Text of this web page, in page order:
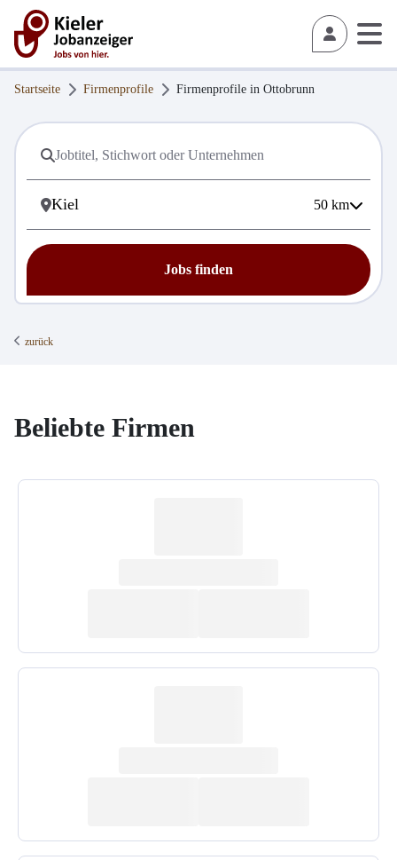
Startseite Firmenprofile Firmenprofile in Ottobrunn
50 km
Jobs finden
zurück
Beliebte Firmen